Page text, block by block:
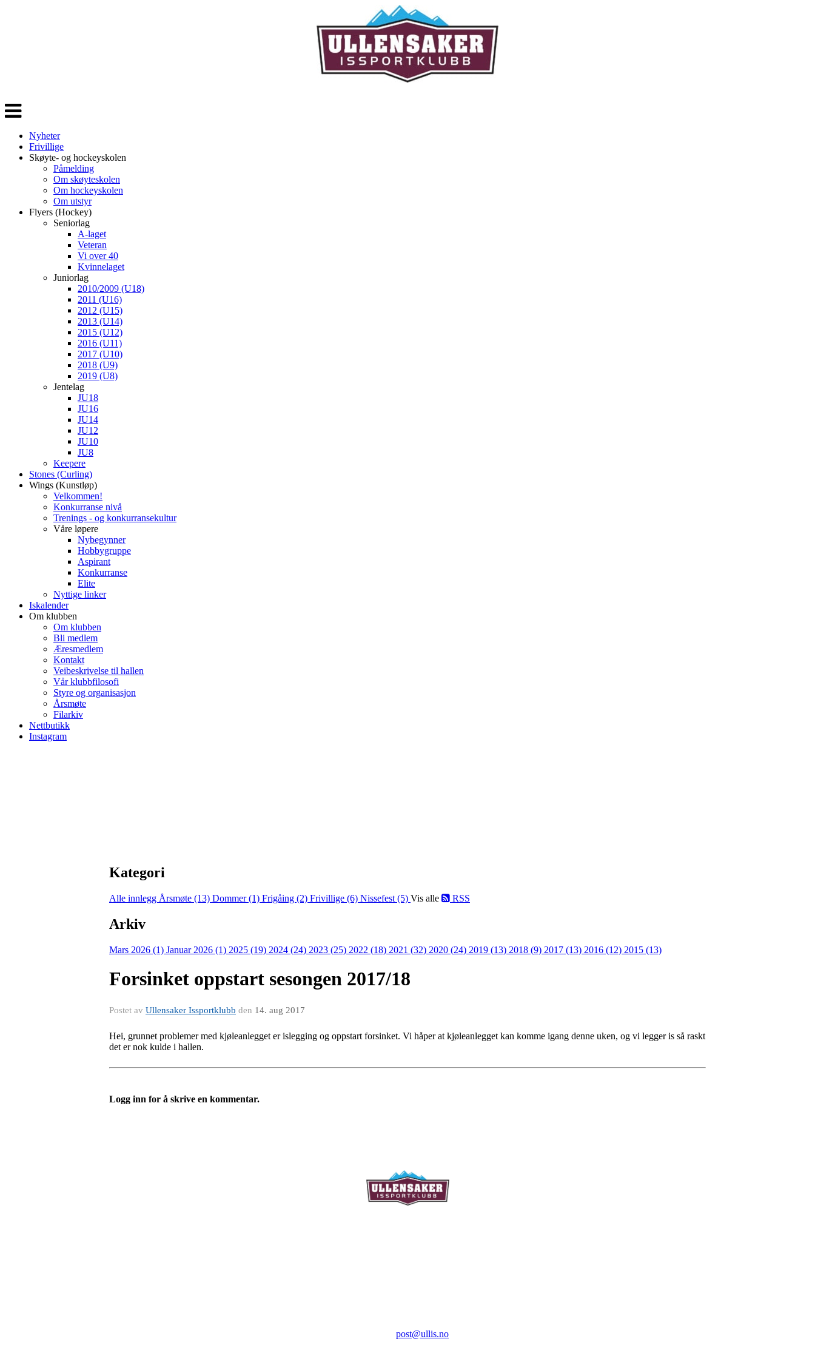
Veksle
navigasjon
Nyheter
Frivillige
Skøyte- og hockeyskolen
Påmelding
Om skøyteskolen
Om hockeyskolen
Om utstyr
Flyers (Hockey)
Seniorlag
A-laget
Veteran
Vi over 40
Kvinnelaget
Juniorlag
2010/2009 (U18)
2011 (U16)
2012 (U15)
2013 (U14)
2015 (U12)
2016 (U11)
2017 (U10)
2018 (U9)
2019 (U8)
Jentelag
JU18
JU16
JU14
JU12
JU10
JU8
Keepere
Stones (Curling)
Wings (Kunstløp)
Velkommen!
Konkurranse nivå
Trenings - og konkurransekultur
Våre løpere
Nybegynner
Hobbygruppe
Aspirant
Konkurranse
Elite
Nyttige linker
Iskalender
Om klubben
Om klubben
Bli medlem
Æresmedlem
Kontakt
Veibeskrivelse til hallen
Vår klubbfilosofi
Styre og organisasjon
Årsmøte
Filarkiv
Nettbutikk
Instagram
Kategori
Alle innlegg Årsmøte (13) Dommer (1) Frigåing (2) Frivillige (6) Nissefest (5) Vis alle RSS
Arkiv
Mars 2026 (1) Januar 2026 (1) 2025 (19) 2024 (24) 2023 (25) 2022 (18) 2021 (32) 2020 (24) 2019 (13) 2018 (9) 2017 (13) 2016 (12) 2015 (13)
Forsinket oppstart sesongen 2017/18
Postet av Ullensaker Issportklubb den 14. aug 2017
Hei, grunnet problemer med kjøleanlegget er islegging og oppstart forsinket. Vi håper at kjøleanlegget kan komme igang denne uken, og vi legger is så raskt
det er nok kulde i hallen.
Logg inn for å skrive en kommentar.
post@ullis.no